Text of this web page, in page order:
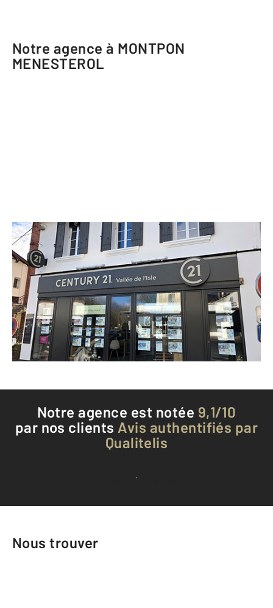
Notre agence à MONTPON
MENESTEROL
CENTURY 21 Vallée de l'Isle
6 place Aurélien Brugère
MONTPON MENESTEROL - 24700
Envoyer un message
Téléphoner à l'agence
Notre agence est notée 9,1/10
par nos clients Avis authentifiés par
Qualitelis
Voir tous les avis clients
Nous trouver